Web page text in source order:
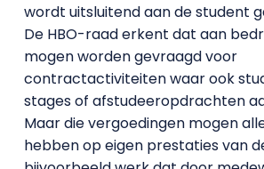
wordt uitsluitend aan de student
De HBO-raad erkent dat aan
mogen worden gevraagd voor
contractactiviteiten waar ook
stages of afstudeeropdrachten
Maar die vergoedingen mogen
hebben op eigen prestaties van